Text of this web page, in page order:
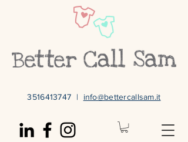
3516413747 | info@bettercallsam.it